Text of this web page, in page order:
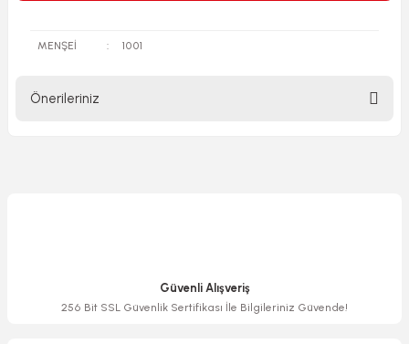
MENŞEİ : 1001
Önerileriniz
Ürün bilgilerinde hatalar bulunuyor.
Güvenli Alışveriş
256 Bit SSL Güvenlik Sertifikası İle Bilgileriniz Güvende!